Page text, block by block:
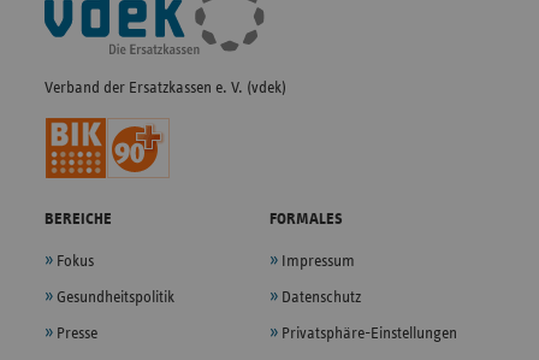
Navigation
Verband der Ersatzkassen e. V. (vdek)
BEREICHE
Fokus
Gesundheitspolitik
Presse
FORMALES
Impressum
Datenschutz
Privatsphäre-Einstellungen